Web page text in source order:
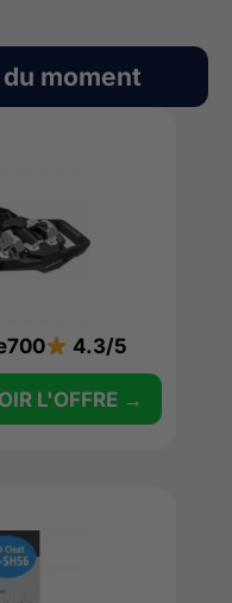
moment
4.3/5
L'OFFRE →